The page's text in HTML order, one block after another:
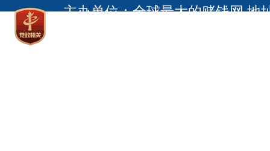
主办单位：全球最大的赌钱网 地